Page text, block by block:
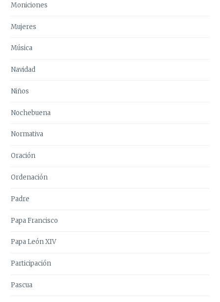
Moniciones
Mujeres
Música
Navidad
Niños
Nochebuena
Normativa
Oración
Ordenación
Padre
Papa Francisco
Papa León XIV
Participación
Pascua